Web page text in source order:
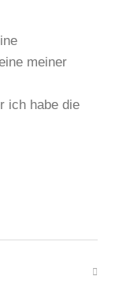
meiner
ich habe die